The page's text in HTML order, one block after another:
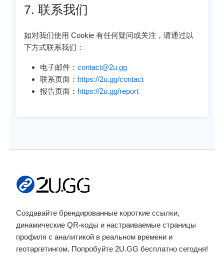
7. 联系我们
如对我们使用 Cookie 有任何疑问或关注，请通过以
下方式联系我们：
电子邮件： contact@2u.gg
联系页面： https://2u.gg/contact
报告页面： https://2u.gg/report
Создавайте брендированные короткие ссылки,
динамические QR-коды и настраиваемые страницы
профиля с аналитикой в реальном времени и
геотаргетингом. Попробуйте 2U.GG бесплатно сегодня!